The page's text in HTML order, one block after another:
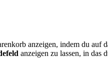
anzeigen, indem du auf
anzeigen zu lassen, in das